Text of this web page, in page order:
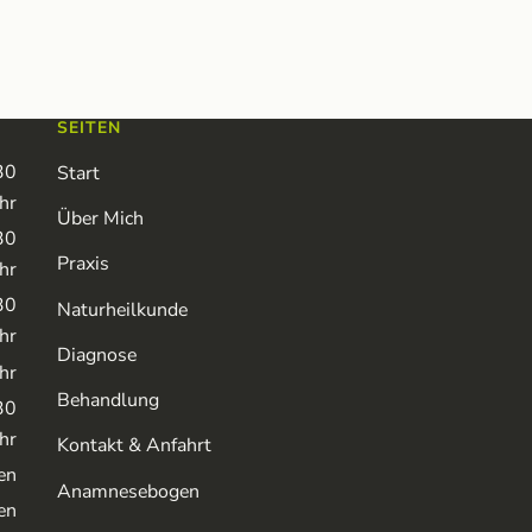
SEITEN
Start
Über Mich
Praxis
Naturheilkunde
Diagnose
Behandlung
Kontakt & Anfahrt
Anamnesebogen